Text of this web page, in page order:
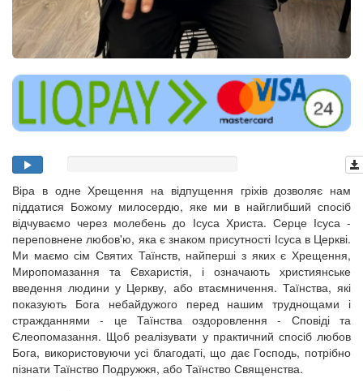
Віра в одне Хрещення на відпущення гріхів дозволяє нам
піддатися Божому милосердю, яке ми в найглибший спосіб
відчуваємо через молебень до Ісуса Христа. Серце Ісуса -
переповнене любов'ю, яка є знаком присутності Ісуса в Церкві.
Ми маємо сім Святих Таїнств, найперші з яких є Хрещення,
Миропомазання та Євхаристія, і означають християнське
введення людини у Церкву, або втаємничення. Таїнства, які
показують Бога небайдужого перед нашим труднощами і
стражданнями - це Таїнства оздоровлення - Сповіді та
Єлеопомазання. Щоб реалізувати у практичний спосіб любов
Бога, використовуючи усі благодаті, що дає Господь, потрібно
пізнати Таїнство Подружжя, або Таїнство Священства.